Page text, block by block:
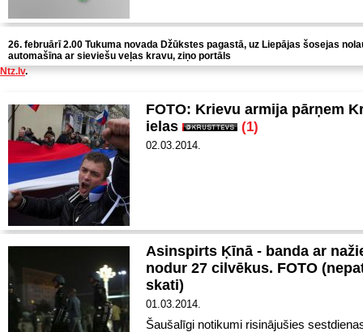
26. februārī 2.00 Tukuma novada Džūkstes pagastā, uz Liepājas šosejas
automašīna ar sieviešu veļas kravu, ziņo portāls
Ntz.lv.
FOTO: Krievu armija pārņem
ielas
(1)
02.03.2014.
Asinspirts Ķīnā - banda ar
nodur 27 cilvēkus. FOTO
skati)
01.03.2014.
Šaušalīgi notikumi risinājušies